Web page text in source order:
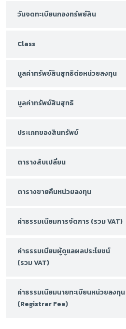
วันจดทะเบียนกองทรัพย์สิน
Class
มูลค่าทรัพย์สินสุทธิต่อหน่วยลงทุน
มูลค่าทรัพย์สินสุทธิ
ประเภทของสินทรัพย์
ตารางสับเปลี่ยน
ตารางขายคืนหน่วยลงทุน
ค่าธรรมเนียมการจัดการ (รวม VAT)
ค่าธรรมเนียมผู้ดูแลผลประโยชน์
(รวม VAT)
ค่าธรรมเนียมนายทะเบียนหน่วยลงทุน
(Registrar Fee)